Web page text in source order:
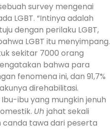
survey mengenai
LGBT. “Intinya adalah
dengan perilaku LGBT,
LGBT itu menyimpang.
sekitar 7000 orang
bahwa para
fenomena ini, dan 91,7%
direhabilitasi.
ibu yang mungkin jenuh
Uh jahat sekali
canda tawa dari peserta